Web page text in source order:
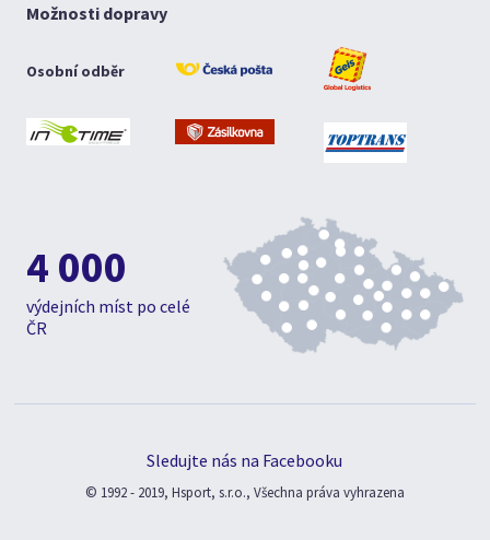
Možnosti dopravy
Osobní odběr
4 000
výdejních míst po celé
ČR
Sledujte nás na Facebooku
© 1992 - 2019, Hsport, s.r.o., Všechna práva vyhrazena